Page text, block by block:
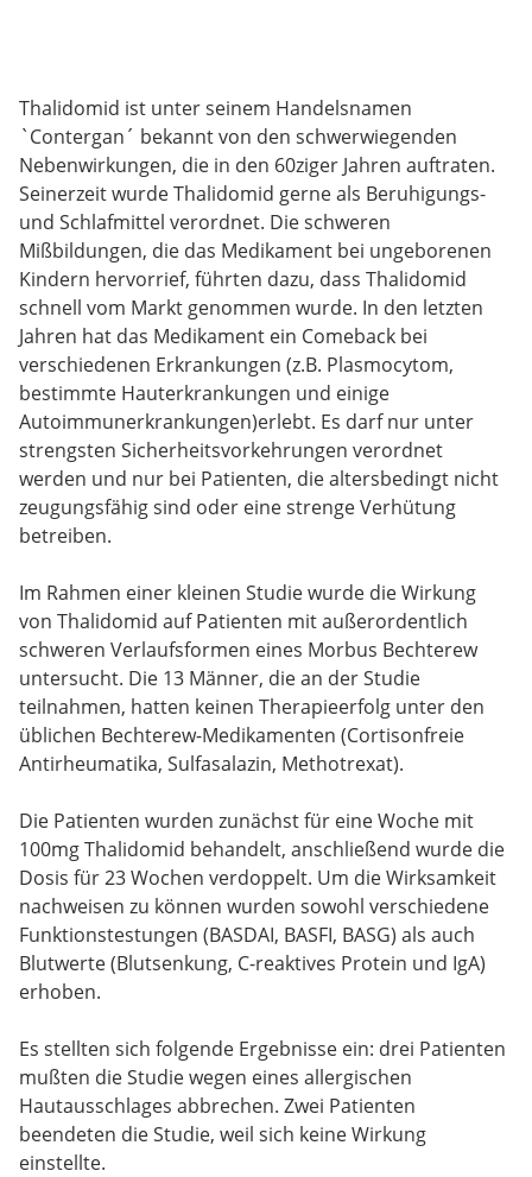
Thalidomid ist unter seinem Handelsnamen
`Contergan´ bekannt von den schwerwiegenden
Nebenwirkungen, die in den 60ziger Jahren auftraten.
Seinerzeit wurde Thalidomid gerne als Beruhigungs-
und Schlafmittel verordnet. Die schweren
Mißbildungen, die das Medikament bei ungeborenen
Kindern hervorrief, führten dazu, dass Thalidomid
schnell vom Markt genommen wurde. In den letzten
Jahren hat das Medikament ein Comeback bei
verschiedenen Erkrankungen (z.B. Plasmocytom,
bestimmte Hauterkrankungen und einige
Autoimmunerkrankungen)erlebt. Es darf nur unter
strengsten Sicherheitsvorkehrungen verordnet
werden und nur bei Patienten, die altersbedingt nicht
zeugungsfähig sind oder eine strenge Verhütung
betreiben.
Im Rahmen einer kleinen Studie wurde die Wirkung
von Thalidomid auf Patienten mit außerordentlich
schweren Verlaufsformen eines Morbus Bechterew
untersucht. Die 13 Männer, die an der Studie
teilnahmen, hatten keinen Therapieerfolg unter den
üblichen Bechterew-Medikamenten (Cortisonfreie
Antirheumatika, Sulfasalazin, Methotrexat).
Die Patienten wurden zunächst für eine Woche mit
100mg Thalidomid behandelt, anschließend wurde die
Dosis für 23 Wochen verdoppelt. Um die Wirksamkeit
nachweisen zu können wurden sowohl verschiedene
Funktionstestungen (BASDAI, BASFI, BASG) als auch
Blutwerte (Blutsenkung, C-reaktives Protein und IgA)
erhoben.
Es stellten sich folgende Ergebnisse ein: drei Patienten
mußten die Studie wegen eines allergischen
Hautausschlages abbrechen. Zwei Patienten
beendeten die Studie, weil sich keine Wirkung
einstellte.